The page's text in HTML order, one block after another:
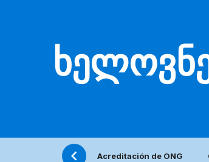
Acreditación de ONG